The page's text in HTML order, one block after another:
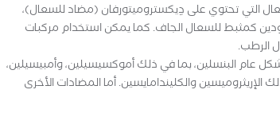
التي تحتوي على دِيكستروميتورفان (مضاد للسعال)،
كمثبط للسعال الجاف. كما يمكن استخدام مركبات
الرطب.
عام البنسلين، بما في ذلك أموكسيسيلين، وأمبيسيلين،
والكليندامايسين. أما المضادات الأخرى